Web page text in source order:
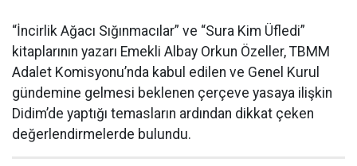
“İncirlik Ağacı Sığınmacılar” ve “Sura Kim Üfledi”
kitaplarının yazarı Emekli Albay Orkun Özeller, TBMM
Adalet Komisyonu’nda kabul edilen ve Genel Kurul
gündemine gelmesi beklenen çerçeve yasaya ilişkin
Didim’de yaptığı temasların ardından dikkat çeken
değerlendirmelerde bulundu.